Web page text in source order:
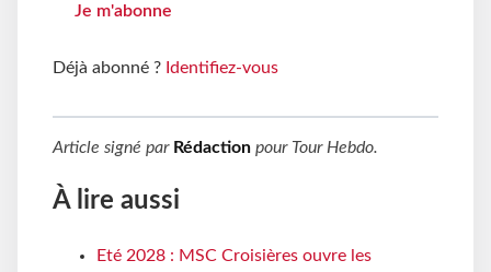
Je m'abonne
Déjà abonné ? Identifiez-vous
Article signé par Rédaction pour Tour Hebdo.
À lire aussi
Eté 2028 : MSC Croisières ouvre les